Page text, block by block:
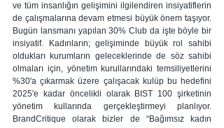
ve tüm insanlığın gelişimini ilgilendiren insiyatiflerin
de çalışmalarına devam etmesi büyük önem taşıyor.
Bugün lansmanı yapılan 30% Club da işte böyle bir
insiyatif. Kadınların; gelişiminde büyük rol sahibi
oldukları kurumların geleceklerinde de söz sahibi
olmaları için, yönetim kurullarındaki temsiliyetlerini
%30'a çıkarmak üzere çalışacak kulüp bu hedefini
2025'e kadar öncelikli olarak BIST 100 şirketinin
yönetim kullarında gerçekleştirmeyi planlıyor.
BrandCritique olarak bizler de “Bağımsız kadın